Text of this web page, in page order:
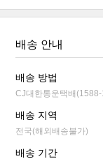
배송 안내
배송 방법
CJ대한통운택배
배송 지역
전국(해외배송불가)
배송 기간